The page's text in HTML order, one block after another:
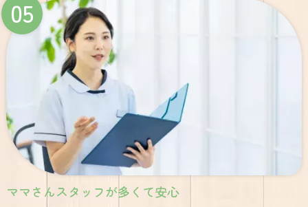
05
ママさんスタッフが多くて安心